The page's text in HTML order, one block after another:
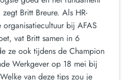
Britt Breure. Als HR-
bij AFAS
vat Britt samen in 6
ze ook tijdens de Champion
Werkgever op 18 mei bij
van deze tips zou je